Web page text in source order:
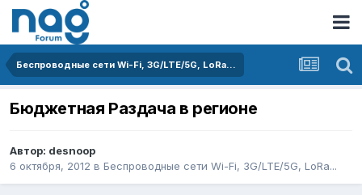
Беспроводные сети Wi-Fi, 3G/LTE/5G, LoRa...
Бюджетная Раздача в регионе
Автор: desnoop
6 октября, 2012 в Беспроводные сети Wi-Fi, 3G/LTE/5G, LoRa...